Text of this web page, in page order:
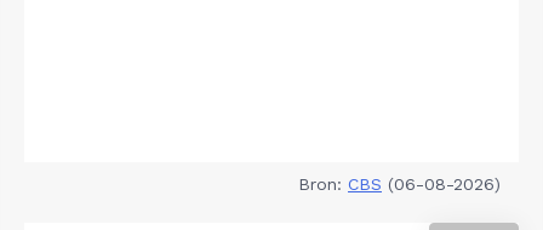
Bron: CBS (06-08-2026)